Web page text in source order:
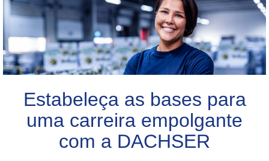
Estabeleça as bases para
uma carreira empolgante
com a DACHSER